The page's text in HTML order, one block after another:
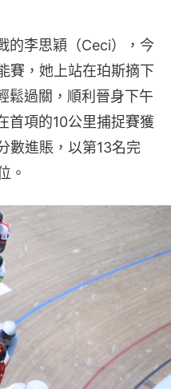
的李思穎（Ceci），今
賽，她上站在珀斯摘下
鬆過關，順利晉身下午
首項的10公里捕捉賽獲
數進賬，以第13名完
。